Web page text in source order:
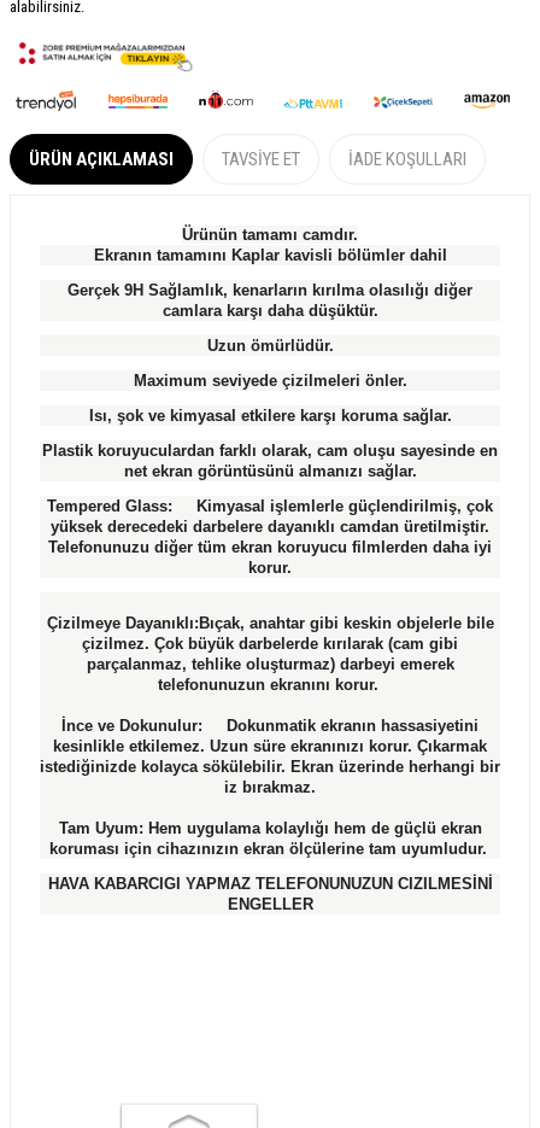
alabilirsiniz.
ÜRÜN AÇIKLAMASI TAVSIYE ET İADE KOŞULLARI
Ürünün tamamı camdır.
Ekranın tamamını Kaplar kavisli bölümler dahil
Gerçek 9H Sağlamlık, kenarların kırılma olasılığı diğer
camlara karşı daha düşüktür.
Uzun ömürlüdür.
Maximum seviyede çizilmeleri önler.
Isı, şok ve kimyasal etkilere karşı koruma sağlar.
Plastik koruyuculardan farklı olarak, cam oluşu sayesinde en
net ekran görüntüsünü almanızı sağlar.
Tempered Glass: Kimyasal işlemlerle güçlendirilmiş, çok
yüksek derecedeki darbelere dayanıklı camdan üretilmiştir.
Telefonunuzu diğer tüm ekran koruyucu filmlerden daha iyi
korur.
Çizilmeye Dayanıklı:Bıçak, anahtar gibi keskin objelerle bile
çizilmez. Çok büyük darbelerde kırılarak (cam gibi
parçalanmaz, tehlike oluşturmaz) darbeyi emerek
telefonunuzun ekranını korur.
İnce ve Dokunulur: Dokunmatik ekranın hassasiyetini
kesinlikle etkilemez. Uzun süre ekranınızı korur. Çıkarmak
istediğinizde kolayca sökülebilir. Ekran üzerinde herhangi bir
iz bırakmaz.
Tam Uyum: Hem uygulama kolaylığı hem de güçlü ekran
koruması için cihazınızın ekran ölçülerine tam uyumludur.
HAVA KABARCIGI YAPMAZ TELEFONUNUZUN CIZILMESİNİ
ENGELLER